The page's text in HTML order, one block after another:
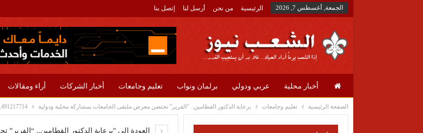
الجمعة, أغسطس 7, 2026 الرئيسية من نحن أرسل لنا إتصل بنا
أخبار محلية عربي ودولي برلمان ونواب تعليم وجامعات أخبار الشركات أراء ومقالات
الصفحة الرئيسية تعليم وجامعات برعاية الدكتور القطامين.. “الفرير” تحتضن معرض ملتقى الجامعات بمشاركة محلية ودولية 491217714_644809251695178_6832944285210671076_n
العودة إلى "برعاية الدكتور القطامين..